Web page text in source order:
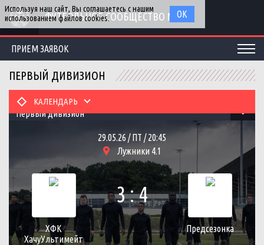
ФУТБОЛЬНОЕ СООБЩЕСТВО МГУ
ПРИЕМ ЗАЯВОК
Первый дивизион
КАЛЕНДАРЬ
ПЕРВЫЙ ДИВИЗИОН
29.05.26 / ПТ / 20:45
Лужники 4.1
ХФК
ХачуУльтимейт
3 : 4
Предсезонка
Используя наш сайт, Вы соглашаетесь с нашим
использованием файлов cookies.
ОК